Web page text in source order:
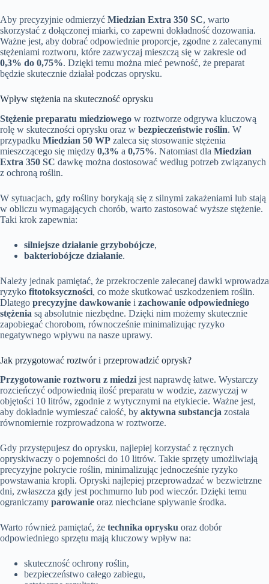
Aby precyzyjnie odmierzyć Miedzian Extra 350 SC, warto
skorzystać z dołączonej miarki, co zapewni dokładność dozowania.
Ważne jest, aby dobrać odpowiednie proporcje, zgodne z zalecanymi
stężeniami roztworu, które zazwyczaj mieszczą się w zakresie od
0,3% do 0,75%. Dzięki temu można mieć pewność, że preparat
będzie skutecznie działał podczas oprysku.
Wpływ stężenia na skuteczność oprysku
Stężenie preparatu miedziowego w roztworze odgrywa kluczową
rolę w skuteczności oprysku oraz w bezpieczeństwie roślin. W
przypadku Miedzian 50 WP zaleca się stosowanie stężenia
mieszczącego się między 0,3% a 0,75%. Natomiast dla Miedzian
Extra 350 SC dawkę można dostosować według potrzeb związanych
z ochroną roślin.
W sytuacjach, gdy rośliny borykają się z silnymi zakażeniami lub stają
w obliczu wymagających chorób, warto zastosować wyższe stężenie.
Taki krok zapewnia:
silniejsze działanie grzybobójcze,
bakteriobójcze działanie.
Należy jednak pamiętać, że przekroczenie zalecanej dawki wprowadza
ryzyko fitotoksyczności, co może skutkować uszkodzeniem roślin.
Dlatego precyzyjne dawkowanie i zachowanie odpowiedniego
stężenia są absolutnie niezbędne. Dzięki nim możemy skutecznie
zapobiegać chorobom, równocześnie minimalizując ryzyko
negatywnego wpływu na nasze uprawy.
Jak przygotować roztwór i przeprowadzić oprysk?
Przygotowanie roztworu z miedzi jest naprawdę łatwe. Wystarczy
rozcieńczyć odpowiednią ilość preparatu w wodzie, zazwyczaj w
objętości 10 litrów, zgodnie z wytycznymi na etykiecie. Ważne jest,
aby dokładnie wymieszać całość, by aktywna substancja została
równomiernie rozprowadzona w roztworze.
Gdy przystępujesz do oprysku, najlepiej korzystać z ręcznych
opryskiwaczy o pojemności do 10 litrów. Takie sprzęty umożliwiają
precyzyjne pokrycie roślin, minimalizując jednocześnie ryzyko
powstawania kropli. Opryski najlepiej przeprowadzać w bezwietrzne
dni, zwłaszcza gdy jest pochmurno lub pod wieczór. Dzięki temu
ograniczamy parowanie oraz niechciane spływanie środka.
Warto również pamiętać, że technika oprysku oraz dobór
odpowiedniego sprzętu mają kluczowy wpływ na:
skuteczność ochrony roślin,
bezpieczeństwo całego zabiegu,